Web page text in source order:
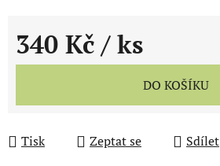
340 Kč / ks
Měrná cena:
DO KOŠÍKU
Tisk Zeptat se Sdílet